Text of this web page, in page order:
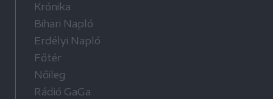
Krónika
Bihari Napló
Erdélyi Napló
Főtér
Nőileg
Rádió GaGa